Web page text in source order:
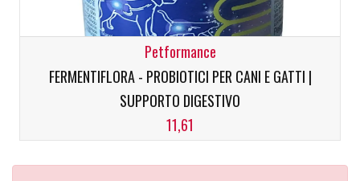
Petformance
FERMENTIFLORA - PROBIOTICI PER CANI E GATTI |
SUPPORTO DIGESTIVO
11,61